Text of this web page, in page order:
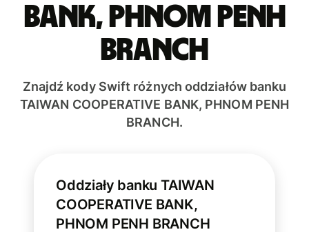
BANK, PHNOM PENH
BRANCH
Znajdź kody Swift różnych oddziałów banku
TAIWAN COOPERATIVE BANK, PHNOM PENH
BRANCH.
Oddziały banku TAIWAN
COOPERATIVE BANK,
PHNOM PENH BRANCH